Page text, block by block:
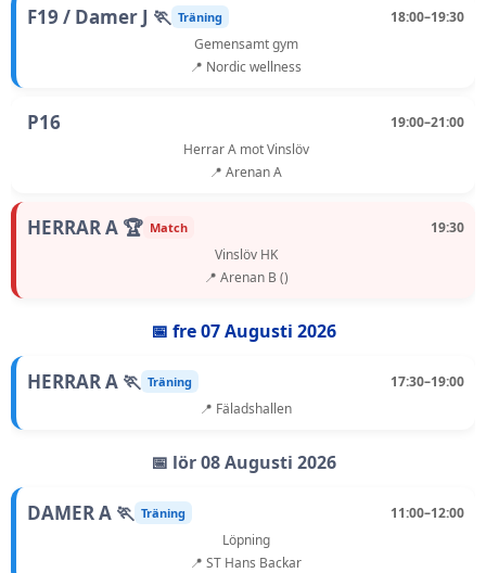
F19 / Damer J 🏃 Träning
18:00–19:30
Gemensamt gym
📍 Nordic wellness
P16
19:00–21:00
Herrar A mot Vinslöv
📍 Arenan A
HERRAR A 🏆 Match
19:30
Vinslöv HK
📍 Arenan B ()
📅 fre 07 Augusti 2026
HERRAR A 🏃 Träning
17:30–19:00
📍 Fäladshallen
📅 lör 08 Augusti 2026
DAMER A 🏃 Träning
11:00–12:00
Löpning
📍 ST Hans Backar